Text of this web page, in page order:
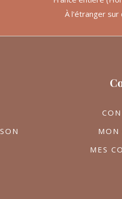
MON
MES
À l'étranger sur